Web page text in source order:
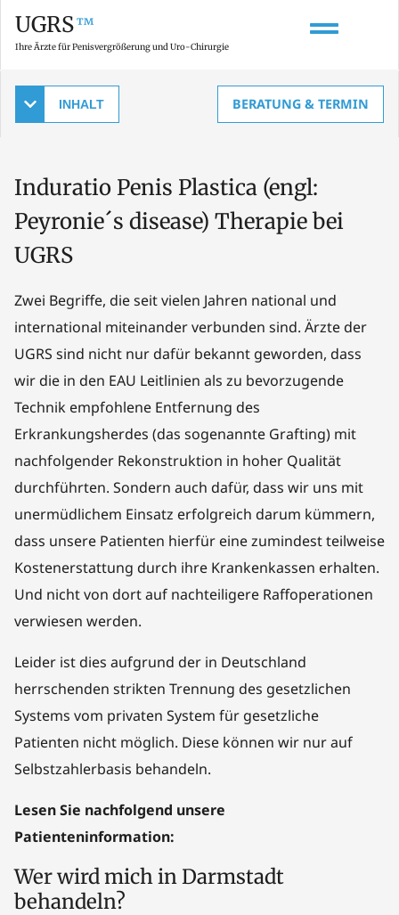
UGRS™
Ihre Ärzte für Penisvergrößerung und Uro-Chirurgie
BERATUNG & TERMIN
Induratio Penis Plastica (engl:
Peyronie´s disease) Therapie bei
UGRS
Zwei Begriffe, die seit vielen Jahren national und
international miteinander verbunden sind. Ärzte der
UGRS sind nicht nur dafür bekannt geworden, dass
wir die in den EAU Leitlinien als zu bevorzugende
Technik empfohlene Entfernung des
Erkrankungsherdes (das sogenannte Grafting) mit
nachfolgender Rekonstruktion in hoher Qualität
durchführten. Sondern auch dafür, dass wir uns mit
unermüdlichem Einsatz erfolgreich darum kümmern,
dass unsere Patienten hierfür eine zumindest teilweise
Kostenerstattung durch ihre Krankenkassen erhalten.
Und nicht von dort auf nachteiligere Raffoperationen
verwiesen werden.
Leider ist dies aufgrund der in Deutschland
herrschenden strikten Trennung des gesetzlichen
Systems vom privaten System für gesetzliche
Patienten nicht möglich. Diese können wir nur auf
Selbstzahlerbasis behandeln.
Lesen Sie nachfolgend unsere
Patienteninformation:
Wer wird mich in Darmstadt
behandeln?